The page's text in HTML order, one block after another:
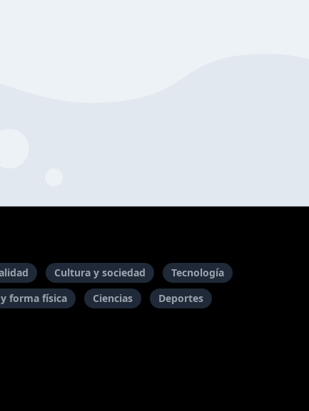
Cultura y sociedad
Tecnología
forma física Ciencias Deportes